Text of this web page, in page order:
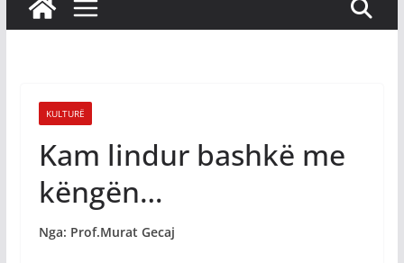
KULTURË
Kam lindur bashkë me
këngën…
Nga: Prof.Murat Gecaj